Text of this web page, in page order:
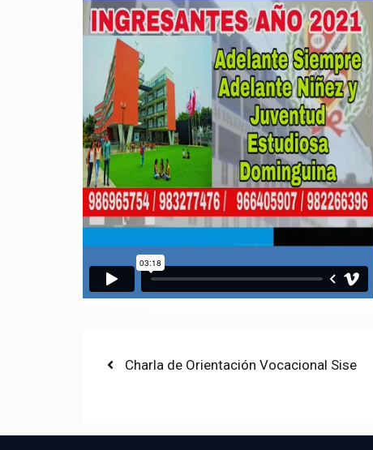
Post
Previous
Charla de Orientación Vocacional Sise